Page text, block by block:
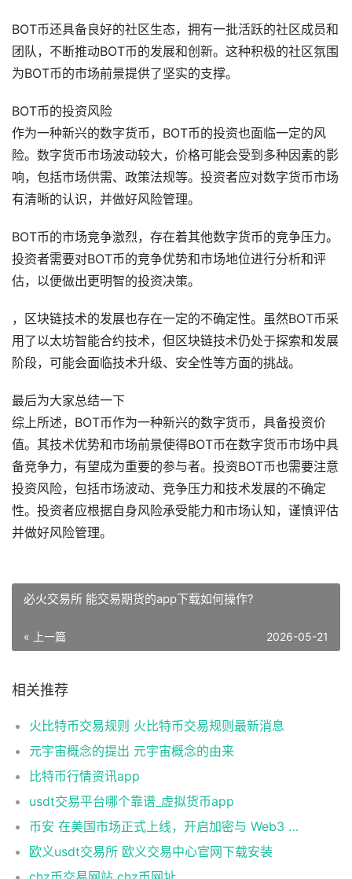
BOT币还具备良好的社区生态，拥有一批活跃的社区成员和
团队，不断推动BOT币的发展和创新。这种积极的社区氛围
为BOT币的市场前景提供了坚实的支撑。
BOT币的投资风险
作为一种新兴的数字货币，BOT币的投资也面临一定的风
险。数字货币市场波动较大，价格可能会受到多种因素的影
响，包括市场供需、政策法规等。投资者应对数字货币市场
有清晰的认识，并做好风险管理。
BOT币的市场竞争激烈，存在着其他数字货币的竞争压力。
投资者需要对BOT币的竞争优势和市场地位进行分析和评
估，以便做出更明智的投资决策。
，区块链技术的发展也存在一定的不确定性。虽然BOT币采
用了以太坊智能合约技术，但区块链技术仍处于探索和发展
阶段，可能会面临技术升级、安全性等方面的挑战。
最后为大家总结一下
综上所述，BOT币作为一种新兴的数字货币，具备投资价
值。其技术优势和市场前景使得BOT币在数字货币市场中具
备竞争力，有望成为重要的参与者。投资BOT币也需要注意
投资风险，包括市场波动、竞争压力和技术发展的不确定
性。投资者应根据自身风险承受能力和市场认知，谨慎评估
并做好风险管理。
必火交易所 能交易期货的app下载如何操作?
« 上一篇 2026-05-21
相关推荐
火比特币交易规则 火比特币交易规则最新消息
元宇宙概念的提出 元宇宙概念的由来
比特币行情资讯app
usdt交易平台哪个靠谱_虚拟货币app
币安 在美国市场正式上线，开启加密与 Web3 创新的全新时代！
欧义usdt交易所 欧义交易中心官网下载安装